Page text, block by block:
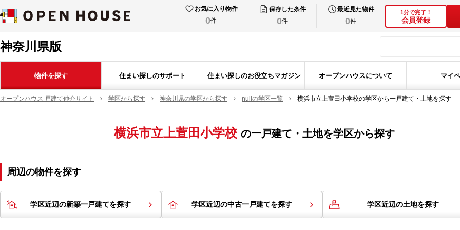
お気に入り物件
0件
保存した条件
0件
最近見た物件
0件
1分で完了！
会員登録
神奈川県版
物件を探す 住まい探しのサポート 住まい探しのお役立ちマガジン オープンハウスについて マイ
オープンハウス 戸建て仲介サイト 学区から探す 神奈川県の学区から探す nullの学区一覧 横浜市立上萱田小学校の学区から一戸建て・土地を探す
横浜市立上萱田小学校 の一戸建て・土地を学区から探す
周辺の物件を探す
学区近辺の新築一戸建てを探す 学区近辺の中古一戸建てを探す 学区近辺の土地を探す